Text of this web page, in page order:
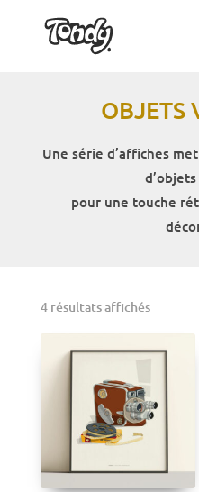
OBJETS
Une série d’affiches
pour une touche
4 résultats affichés